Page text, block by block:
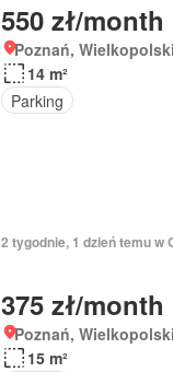
550 zł/month
Poznań,
14 m²
Parking
2 tygodnie, 1 dzień temu w
375 zł/month
Poznań,
15 m²